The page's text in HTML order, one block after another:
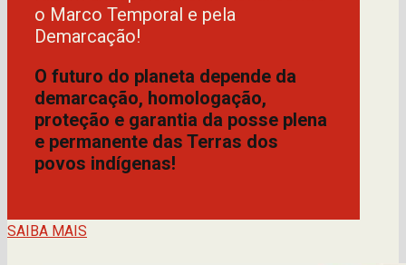
o Marco Temporal e pela
Demarcação!
O futuro do planeta depende da
demarcação, homologação,
proteção e garantia da posse plena
e permanente das Terras dos
povos indígenas!
SAIBA MAIS